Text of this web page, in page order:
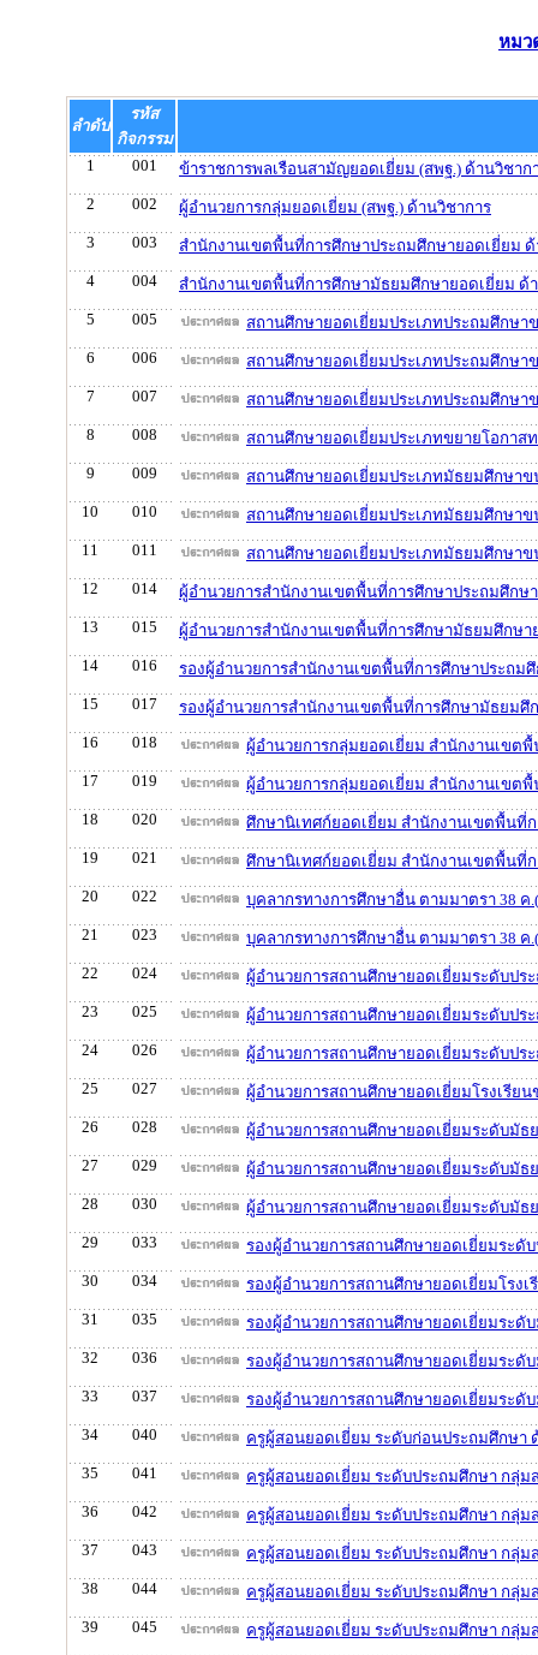
หมว
ลำดับ
รหัส
กิจกรรม
1
001
ข้าราชการพลเรือนสามัญยอดเยี่ยม (สพฐ.) ด้านวิชาก
2
002
ผู้อำนวยการกลุ่มยอดเยี่ยม (สพฐ.) ด้านวิชาการ
3
003
สำนักงานเขตพื้นที่การศึกษาประถมศึกษายอดเยี่ยม ด้
4
004
สำนักงานเขตพื้นที่การศึกษามัธยมศึกษายอดเยี่ยม ด้
5
005
สถานศึกษายอดเยี่ยมประเภทประถมศึกษา
6
006
สถานศึกษายอดเยี่ยมประเภทประถมศึกษา
7
007
สถานศึกษายอดเยี่ยมประเภทประถมศึกษ
8
008
สถานศึกษายอดเยี่ยมประเภทขยายโอกาส
9
009
สถานศึกษายอดเยี่ยมประเภทมัธยมศึกษาข
10
010
สถานศึกษายอดเยี่ยมประเภทมัธยมศึกษาข
11
011
สถานศึกษายอดเยี่ยมประเภทมัธยมศึกษา
12
014
ผู้อำนวยการสำนักงานเขตพื้นที่การศึกษาประถมศึกษ
13
015
ผู้อำนวยการสำนักงานเขตพื้นที่การศึกษามัธยมศึกษา
14
016
รองผู้อำนวยการสำนักงานเขตพื้นที่การศึกษาประถม
15
017
รองผู้อำนวยการสำนักงานเขตพื้นที่การศึกษามัธยมศึ
16
018
ผู้อำนวยการกลุ่มยอดเยี่ยม สำนักงานเขต
17
019
ผู้อำนวยการกลุ่มยอดเยี่ยม สำนักงานเขต
18
020
ศึกษานิเทศก์ยอดเยี่ยม สำนักงานเขตพื้นที่
19
021
ศึกษานิเทศก์ยอดเยี่ยม สำนักงานเขตพื้นที่
20
022
บุคลากรทางการศึกษาอื่น ตามมาตรา 38
21
023
บุคลากรทางการศึกษาอื่น ตามมาตรา 38
22
024
ผู้อำนวยการสถานศึกษายอดเยี่ยมระดับปร
23
025
ผู้อำนวยการสถานศึกษายอดเยี่ยมระดับปร
24
026
ผู้อำนวยการสถานศึกษายอดเยี่ยมระดับป
25
027
ผู้อำนวยการสถานศึกษายอดเยี่ยมโรงเรีย
26
028
ผู้อำนวยการสถานศึกษายอดเยี่ยมระดับมัธ
27
029
ผู้อำนวยการสถานศึกษายอดเยี่ยมระดับมั
28
030
ผู้อำนวยการสถานศึกษายอดเยี่ยมระดับมั
29
033
รองผู้อำนวยการสถานศึกษายอดเยี่ยมระดั
30
034
รองผู้อำนวยการสถานศึกษายอดเยี่ยมโรง
31
035
รองผู้อำนวยการสถานศึกษายอดเยี่ยมระดั
32
036
รองผู้อำนวยการสถานศึกษายอดเยี่ยมระดั
33
037
รองผู้อำนวยการสถานศึกษายอดเยี่ยมระ
34
040
ครูผู้สอนยอดเยี่ยม ระดับก่อนประถมศึกษา
35
041
ครูผู้สอนยอดเยี่ยม ระดับประถมศึกษา กลุ่ม
36
042
ครูผู้สอนยอดเยี่ยม ระดับประถมศึกษา กลุ่
37
043
ครูผู้สอนยอดเยี่ยม ระดับประถมศึกษา กลุ่ม
38
044
ครูผู้สอนยอดเยี่ยม ระดับประถมศึกษา กลุ่ม
39
045
ครูผู้สอนยอดเยี่ยม ระดับประถมศึกษา กลุ่ม